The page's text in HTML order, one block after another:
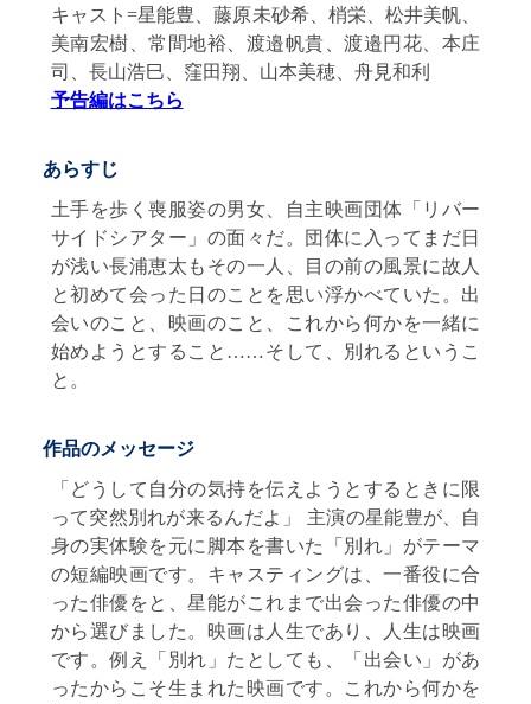
キャスト=星能豊、藤原未砂希、梢栄、松井美帆、
美南宏樹、常間地裕、渡邉帆貴、渡邉円花、本庄
司、長山浩巳、窪田翔、山本美穂、舟見和利
予告編はこちら
あらすじ
土手を歩く喪服姿の男女、自主映画団体「リバー
サイドシアター」の面々だ。団体に入ってまだ日
が浅い長浦恵太もその一人、目の前の風景に故人
と初めて会った日のことを思い浮かべていた。出
会いのこと、映画のこと、これから何かを一緒に
始めようとすること……そして、別れるというこ
と。
作品のメッセージ
「どうして自分の気持を伝えようとするときに限
って突然別れが来るんだよ」 主演の星能豊が、自
身の実体験を元に脚本を書いた「別れ」がテーマ
の短編映画です。キャスティングは、一番役に合
った俳優をと、星能がこれまで出会った俳優の中
から選びました。映画は人生であり、人生は映画
です。例え「別れ」たとしても、「出会い」があ
ったからこそ生まれた映画です。これから何かを